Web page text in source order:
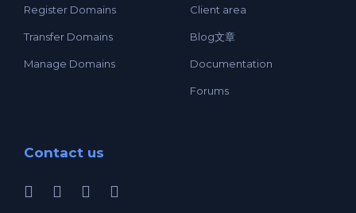
Register Domains
Transfer Domains
Manage Domains
Client area
Blog文章
Documentation
Forums
Contact us